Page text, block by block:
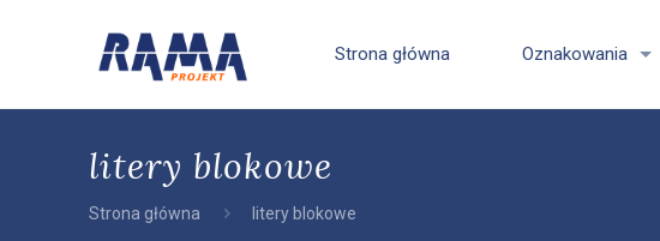
Strona główna Oznakowania
litery blokowe
Strona główna litery blokowe